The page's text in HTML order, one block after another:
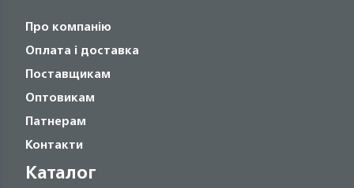
Про компанію
Оплата і доставка
Поставщикам
Оптовикам
Патнерам
Контакти
Каталог